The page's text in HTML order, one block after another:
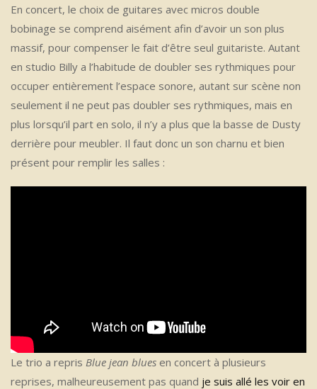
En concert, le choix de guitares avec micros double
bobinage se comprend aisément afin d’avoir un son plus
massif, pour compenser le fait d’être seul guitariste. Autant
en studio Billy a l’habitude de doubler ses rythmiques pour
occuper entièrement l’espace sonore, autant sur scène non
seulement il ne peut pas doubler ses rythmiques, mais en
plus lorsqu’il part en solo, il n’y a plus que la basse de Dusty
derrière pour meubler. Il faut donc un son charnu et bien
présent pour remplir les salles :
Le trio a repris Blue jean blues en concert à plusieurs
reprises, malheureusement pas quand je suis allé les voir en